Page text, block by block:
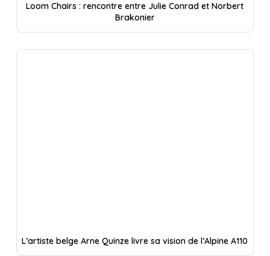
Loom Chairs : rencontre entre Julie Conrad et Norbert
Brakonier
L’artiste belge Arne Quinze livre sa vision de l’Alpine A110